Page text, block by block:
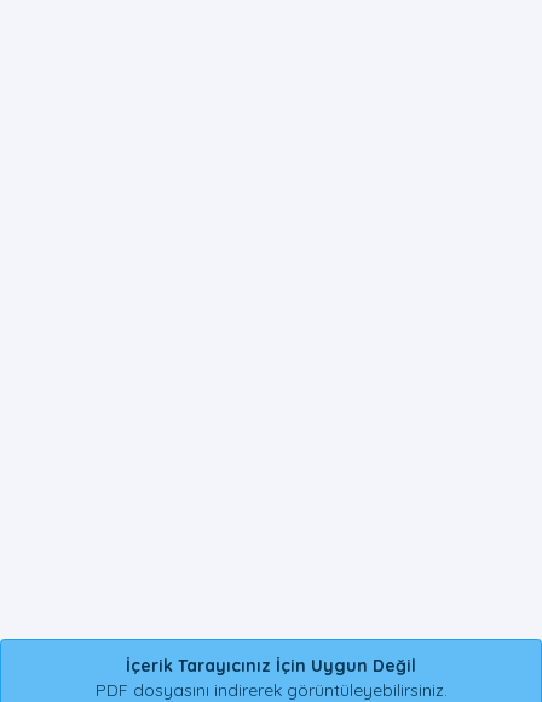
İçerik Tarayıcınız İçin Uygun Değil
PDF dosyasını indirerek görüntüleyebilirsiniz.